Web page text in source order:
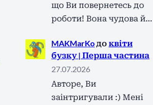
що Ви повернетесь до
роботи! Вона чудова й…
MAKMarKoдо квіти
бузку | Перша частина
27.07.2026
Авторе, Ви
заінтригували :) Мені